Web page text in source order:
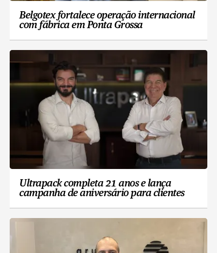
Belgotex fortalece operação internacional
com fábrica em Ponta Grossa
Ultrapack completa 21 anos e lança
campanha de aniversário para clientes